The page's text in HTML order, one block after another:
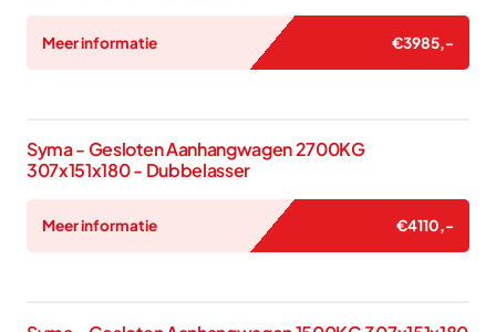
Meer informatie €3985,-
Syma - Gesloten Aanhangwagen 2700KG
307x151x180 - Dubbelasser
Meer informatie €4110,-